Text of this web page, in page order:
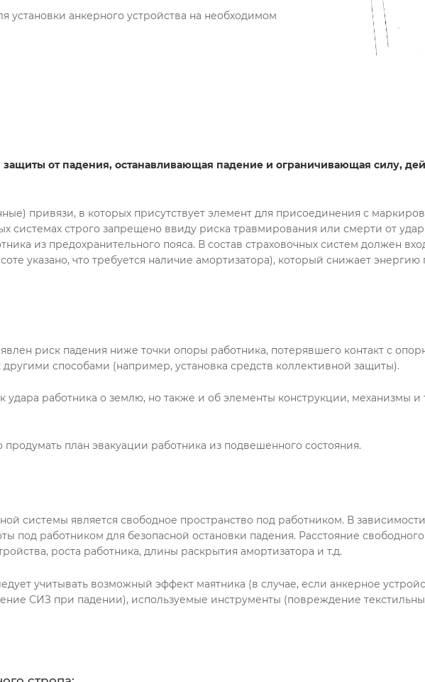
установки анкерного устройства на необходимом
от падения, останавливающая падение и ограничивающая силу,
привязи, в которых присутствует элемент для присоединения с
системах строго запрещено ввиду риска травмирования или смерти от
из предохранительного пояса. В состав страховочных систем должен
указано, что требуется наличие амортизатора), который снижает
риск падения ниже точки опоры работника, потерявшего контакт с
способами (например, установка средств коллективной защиты).
удара работника о землю, но также и об элементы конструкции, механизмы и
план эвакуации работника из подвешенного состояния.
системы является свободное пространство под работником. В
под работником для безопасной остановки падения. Расстояние
роста работника, длины раскрытия амортизатора и т.д.
учитывать возможный эффект маятника (в случае, если анкерное
СИЗ при падении), используемые инструменты (повреждение